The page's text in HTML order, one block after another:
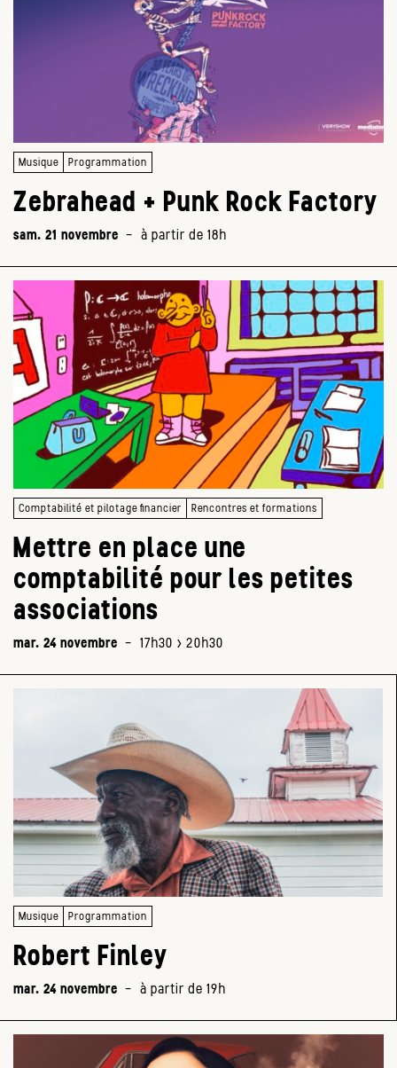
Musique Programmation
Zebrahead + Punk Rock Factory
sam. 21 novembre - à partir de 18h
Comptabilité et pilotage financier Rencontres et formations
Mettre en place une
comptabilité pour les petites
associations
mar. 24 novembre - 17h30 > 20h30
Musique Programmation
Robert Finley
mar. 24 novembre - à partir de 19h